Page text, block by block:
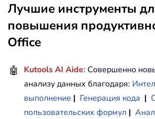
Лучшие инструменты
повышения
Office
🤖 Kutools AI Aide: Совершенно
анализу данных благодаря:
выполнение | Генерация кода |
пользовательских формул |